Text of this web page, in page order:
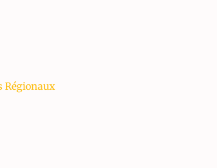
Régionaux